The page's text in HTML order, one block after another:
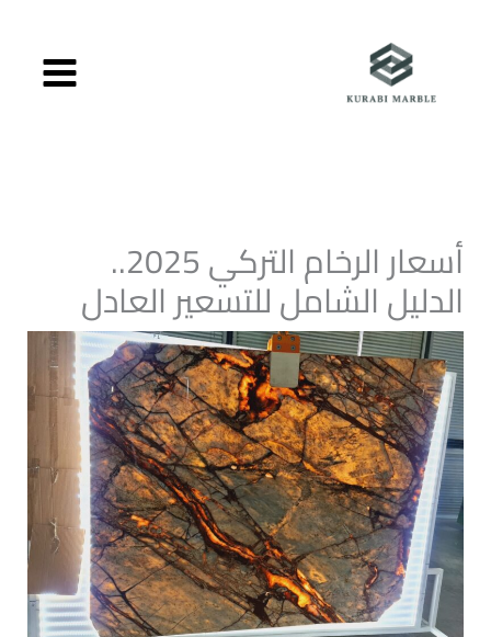
أسعار الرخام التركي 2025..
الدليل الشامل للتسعير العادل